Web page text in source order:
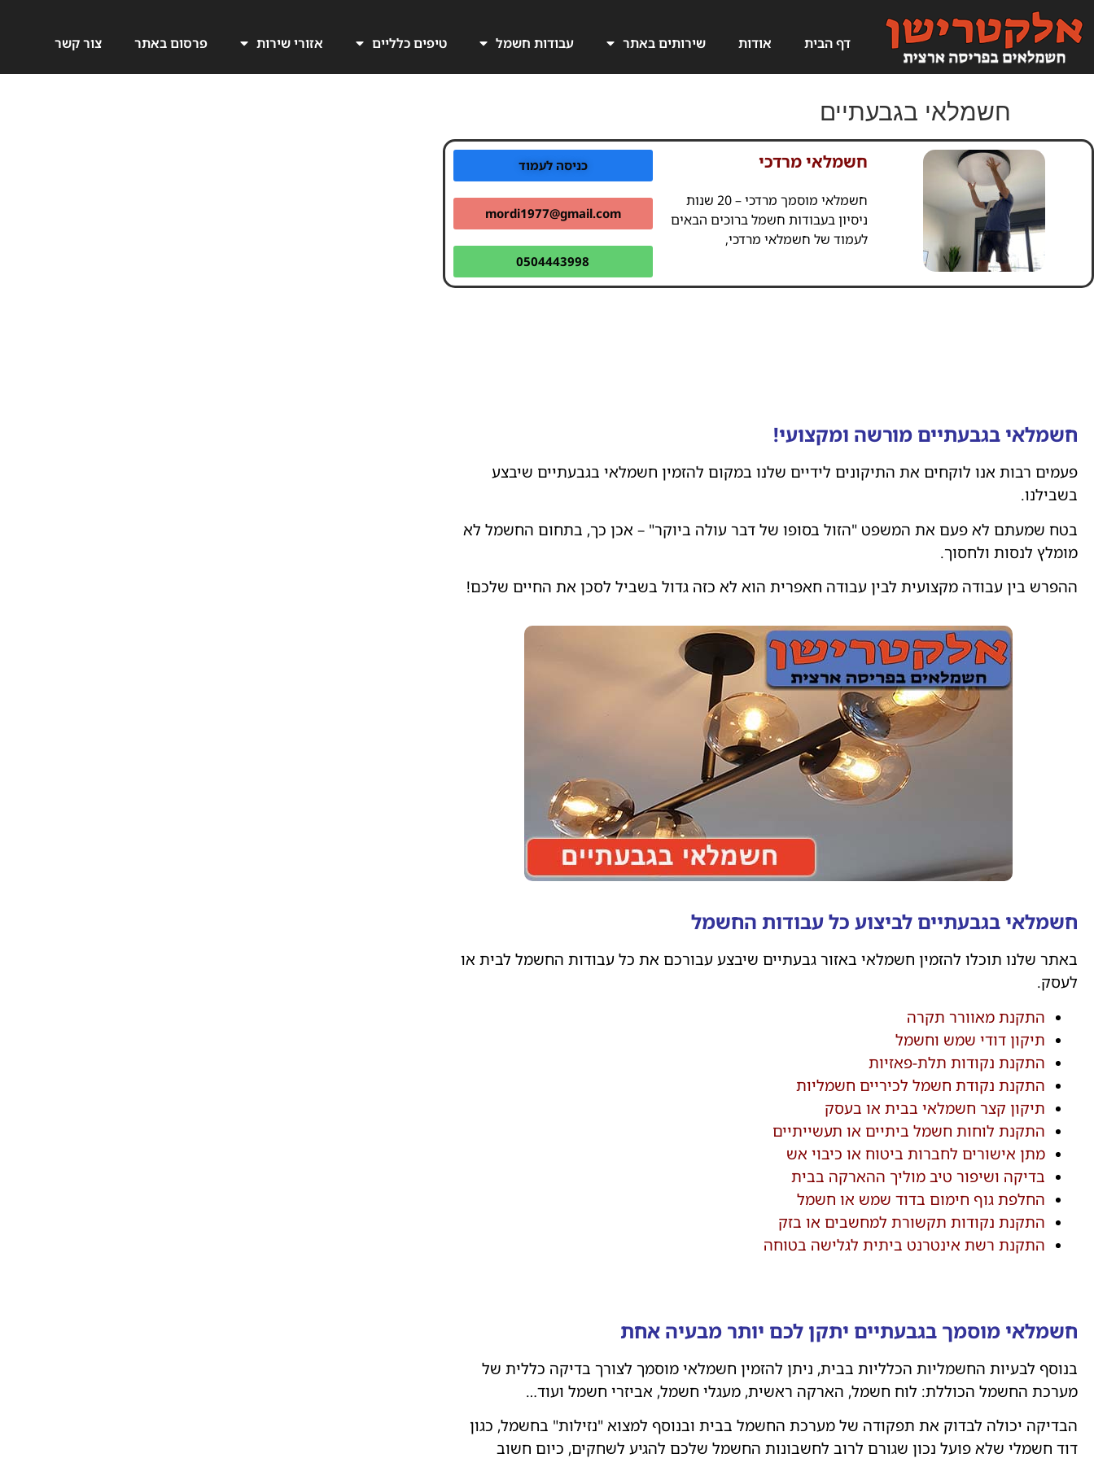
דף הבית אודות שירותים באתר עבודות חשמל טיפים כלליים אזורי שירות פרסום באתר צור קשר
חשמלאי בגבעתיים
חשמלאי מרדכי
חשמלאי מוסמך מרדכי – 20 שנות
ניסיון בעבודות חשמל ברוכים הבאים
לעמוד של חשמלאי מרדכי,
כניסה לעמוד
mordi1977@gmail.com
0504443998
חשמלאי בגבעתיים מורשה ומקצועי!
פעמים רבות אנו לוקחים את התיקונים לידיים שלנו במקום להזמין חשמלאי בגבעתיים שיבצע
בשבילנו.
בטח שמעתם לא פעם את המשפט "הזול בסופו של דבר עולה ביוקר" – אכן כך, בתחום החשמל לא
מומלץ לנסות ולחסוך.
ההפרש בין עבודה מקצועית לבין עבודה חאפרית הוא לא כזה גדול בשביל לסכן את החיים שלכם!
חשמלאי בגבעתיים לביצוע כל עבודות החשמל
באתר שלנו תוכלו להזמין חשמלאי באזור גבעתיים שיבצע עבורכם את כל עבודות החשמל לבית או
לעסק.
התקנת מאוורר תקרה
תיקון דודי שמש וחשמל
התקנת נקודות תלת-פאזיות
התקנת נקודת חשמל לכיריים חשמליות
תיקון קצר חשמלאי בבית או בעסק
התקנת לוחות חשמל ביתיים או תעשייתיים
מתן אישורים לחברות ביטוח או כיבוי אש
בדיקה ושיפור טיב מוליך ההארקה בבית
החלפת גוף חימום בדוד שמש או חשמל
התקנת נקודות תקשורת למחשבים או בזק
התקנת רשת אינטרנט ביתית לגלישה בטוחה
חשמלאי מוסמך בגבעתיים יתקן לכם יותר מבעיה אחת
בנוסף לבעיות החשמליות הכלליות בבית, ניתן להזמין חשמלאי מוסמך לצורך בדיקה כללית של
מערכת החשמל הכוללת: לוח חשמל, הארקה ראשית, מעגלי חשמל, אביזרי חשמל ועוד…
הבדיקה יכולה לבדוק את תפקודה של מערכת החשמל בבית ובנוסף למצוא "נזילות" בחשמל, כגון
דוד חשמלי שלא פועל נכון שגורם לרוב לחשבונות החשמל שלכם להגיע לשחקים, כיום חשוב